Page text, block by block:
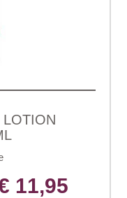
LOTION
11,95